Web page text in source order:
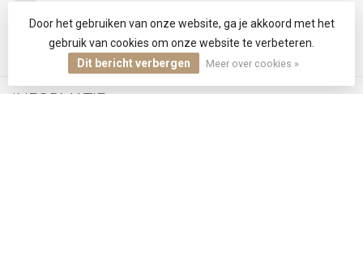
CATEGORIEËN
INFORMATIE
Door het gebruiken van onze website, ga je akkoord met het
gebruik van cookies om onze website te verbeteren.
Dit bericht verbergen
Meer over cookies »